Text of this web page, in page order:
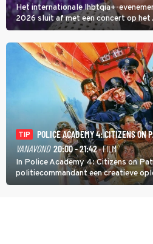
Het internationale lhbtqia+-
2026 sluit af met een concert op het
Anita Doth is een van de optredende
veroverde ze de wereld als zangeres
TIP
POLICE ACADEMY 4: CITIZENS ON
VANAVOND 20:00 - 21:42· FILM
In Police Academy 4: Citizens on
politiecommandant een creatieve
agenten.